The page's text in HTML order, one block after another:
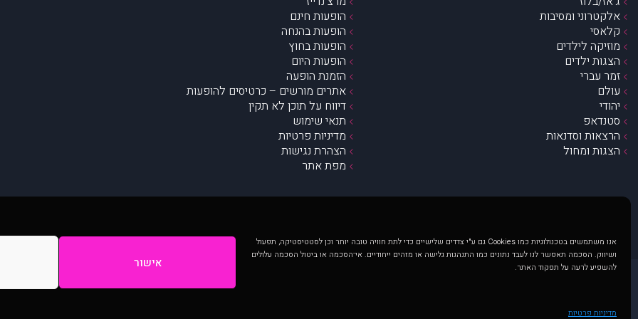
אנו משתמשים בטכנולוגיות כמו Cookies גם ע"י צדדים שלישיים כדי לתת חוויה טובה יותר וכן לסטטיסטיקה, תפעול
ושיווק. הסכמה תאפשר לנו לעבד נתונים כמו התנהגות גלישה או מזהים ייחודיים. אי־הסכמה או ביטול הסכמה עלולים
להשפיע לרעה על תפקוד האתר.
אישור
מדיניות פרטיות
אלקטרוני ומסיבות
קלאסי
מוזיקה לילדים
הצגות ילדים
זמר עברי
עולם
יהודי
סטנדאפ
הרצאות וסדנאות
הצגות ומחול
הופעות חינם
הופעות בהנחה
הופעות בחוץ
הופעות היום
הזמנת הופעה
אתרים מורשים – כרטיסים להופעות
דיווח על תוכן לא תקין
תנאי שימוש
מדיניות פרטיות
הצהרת נגישות
מפת אתר